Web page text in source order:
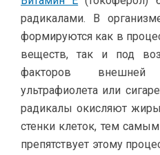
радикалами. В
формируются как в
веществ, так и под
факторов
ультрафиолета или
радикалы окисляют
стенки клеток, тем
препятствует этому